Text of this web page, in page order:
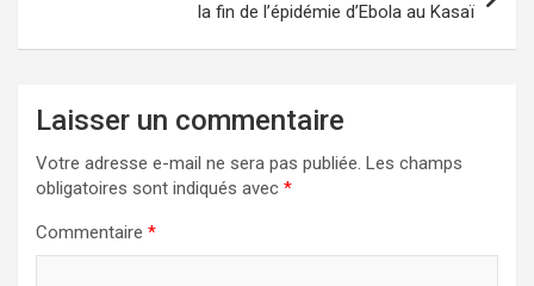
la fin de l’épidémie d’Ebola au Kasaï
Laisser un commentaire
Votre adresse e-mail ne sera pas publiée. Les champs
obligatoires sont indiqués avec *
Commentaire *